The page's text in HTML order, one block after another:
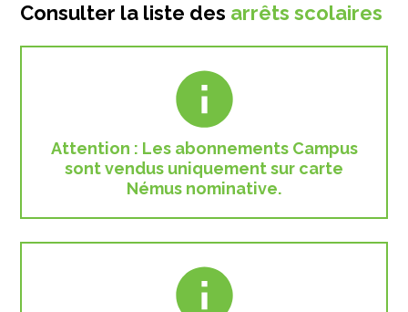
Consulter la liste des arrêts scolaires
Attention : Les abonnements Campus
sont vendus uniquement sur carte
Némus nominative.